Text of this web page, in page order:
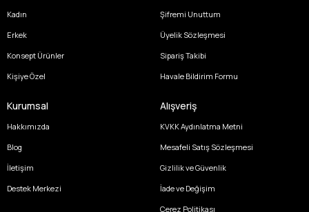
Kadın
Erkek
Konsept Ürünler
Kişiye Özel
Şifremi Unuttum
Üyelik Sözleşmesi
Sipariş Takibi
Havale Bildirim Formu
Kurumsal
Hakkımızda
Blog
İletişim
Destek Merkezi
Alışveriş
KVKK Aydınlatma Metni
Mesafeli Satış Sözleşmesi
Gizlilik ve Güvenlik
İade ve Değişim
Çerez Politikası